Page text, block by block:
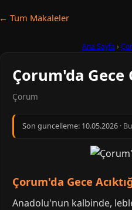
← Tum Makaleler
Ana Sayfa ›
Çorum'da Gece
Çorum
Son guncelleme: 10.05.2026 ·
Çorum'da Gece
Anadolu'nun kalbinde,